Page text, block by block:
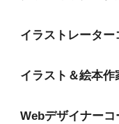
イラストレーター
イラスト＆絵本作
Webデザイナーコ